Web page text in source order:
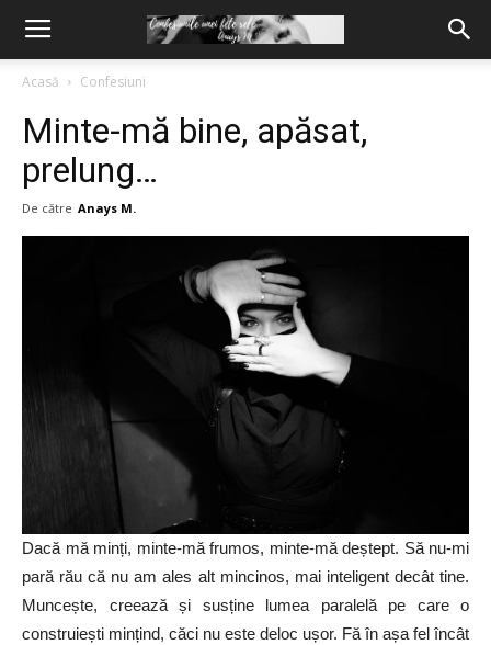
Acasă Confesiuni
Minte-mă bine, apăsat,
prelung…
De către Anays M.
Dacă mă minți, minte-mă frumos, minte-mă deștept. Să nu-mi
pară rău că nu am ales alt mincinos, mai inteligent decât tine.
Muncește, creează și susține lumea paralelă pe care o
construiești mințind, căci nu este deloc ușor. Fă în așa fel încât